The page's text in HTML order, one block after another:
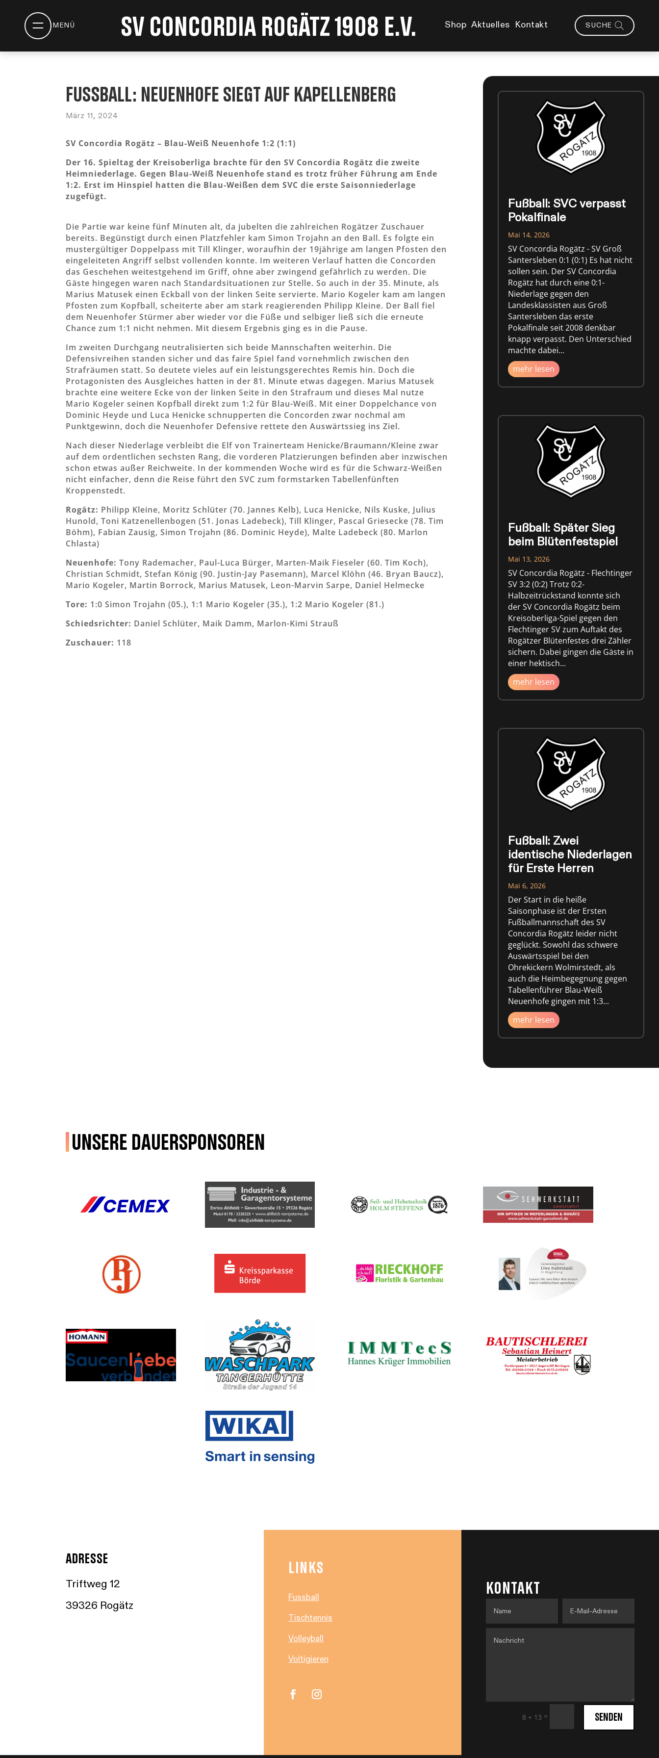
SV Concordia Rogätz 1908 e.V. SUCHE
Shop Aktuelles Kontakt
Fußball: Neuenhofe siegt auf Kapellenberg
März 11, 2024
SV Concordia Rogätz – Blau-Weiß Neuenhofe 1:2 (1:1)
Der 16. Spieltag der Kreisoberliga brachte für den SV Concordia Rogätz die zweite
Heimniederlage. Gegen Blau-Weiß Neuenhofe stand es trotz früher Führung am Ende
1:2. Erst im Hinspiel hatten die Blau-Weißen dem SVC die erste Saisonniederlage
zugefügt.
Die Partie war keine fünf Minuten alt, da jubelten die zahlreichen Rogätzer Zuschauer
bereits. Begünstigt durch einen Platzfehler kam Simon Trojahn an den Ball. Es folgte ein
mustergültiger Doppelpass mit Till Klinger, woraufhin der 19jährige am langen Pfosten den
eingeleiteten Angriff selbst vollenden konnte. Im weiteren Verlauf hatten die Concorden
das Geschehen weitestgehend im Griff, ohne aber zwingend gefährlich zu werden. Die
Gäste hingegen waren nach Standardsituationen zur Stelle. So auch in der 35. Minute, als
Marius Matusek einen Eckball von der linken Seite servierte. Mario Kogeler kam am langen
Pfosten zum Kopfball, scheiterte aber am stark reagierenden Philipp Kleine. Der Ball fiel
dem Neuenhofer Stürmer aber wieder vor die Füße und selbiger ließ sich die erneute
Chance zum 1:1 nicht nehmen. Mit diesem Ergebnis ging es in die Pause.
Im zweiten Durchgang neutralisierten sich beide Mannschaften weiterhin. Die
Defensivreihen standen sicher und das faire Spiel fand vornehmlich zwischen den
Strafräumen statt. So deutete vieles auf ein leistungsgerechtes Remis hin. Doch die
Protagonisten des Ausgleiches hatten in der 81. Minute etwas dagegen. Marius Matusek
brachte eine weitere Ecke von der linken Seite in den Strafraum und dieses Mal nutze
Mario Kogeler seinen Kopfball direkt zum 1:2 für Blau-Weiß. Mit einer Doppelchance von
Dominic Heyde und Luca Henicke schnupperten die Concorden zwar nochmal am
Punktgewinn, doch die Neuenhofer Defensive rettete den Auswärtssieg ins Ziel.
Nach dieser Niederlage verbleibt die Elf von Trainerteam Henicke/Braumann/Kleine zwar
auf dem ordentlichen sechsten Rang, die vorderen Platzierungen befinden aber inzwischen
schon etwas außer Reichweite. In der kommenden Woche wird es für die Schwarz-Weißen
nicht einfacher, denn die Reise führt den SVC zum formstarken Tabellenfünften
Kroppenstedt.
Rogätz: Philipp Kleine, Moritz Schlüter (70. Jannes Kelb), Luca Henicke, Nils Kuske, Julius
Hunold, Toni Katzenellenbogen (51. Jonas Ladebeck), Till Klinger, Pascal Griesecke (78. Tim
Böhm), Fabian Zausig, Simon Trojahn (86. Dominic Heyde), Malte Ladebeck (80. Marlon
Chlasta)
Neuenhofe: Tony Rademacher, Paul-Luca Bürger, Marten-Maik Fieseler (60. Tim Koch),
Christian Schmidt, Stefan König (90. Justin-Jay Pasemann), Marcel Klöhn (46. Bryan Baucz),
Mario Kogeler, Martin Borrock, Marius Matusek, Leon-Marvin Sarpe, Daniel Helmecke
Tore: 1:0 Simon Trojahn (05.), 1:1 Mario Kogeler (35.), 1:2 Mario Kogeler (81.)
Schiedsrichter: Daniel Schlüter, Maik Damm, Marlon-Kimi Strauß
Zuschauer: 118
Fußball: SVC verpasst
Pokalfinale
Mai 14, 2026
SV Concordia Rogätz - SV Groß
Santersleben 0:1 (0:1) Es hat nicht
sollen sein. Der SV Concordia
Rogätz hat durch eine 0:1-
Niederlage gegen den
Landesklassisten aus Groß
Santersleben das erste
Pokalfinale seit 2008 denkbar
knapp verpasst. Den Unterschied
machte dabei...
mehr lesen
Fußball: Später Sieg
beim Blütenfestspiel
Mai 13, 2026
SV Concordia Rogätz - Flechtinger
SV 3:2 (0:2) Trotz 0:2-
Halbzeitrückstand konnte sich
der SV Concordia Rogätz beim
Kreisoberliga-Spiel gegen den
Flechtinger SV zum Auftakt des
Rogätzer Blütenfestes drei Zähler
sichern. Dabei gingen die Gäste in
einer hektisch...
mehr lesen
Fußball: Zwei
identische Niederlagen
für Erste Herren
Mai 6, 2026
Der Start in die heiße
Saisonphase ist der Ersten
Fußballmannschaft des SV
Concordia Rogätz leider nicht
geglückt. Sowohl das schwere
Auswärtsspiel bei den
Ohrekickern Wolmirstedt, als
auch die Heimbegegnung gegen
Tabellenführer Blau-Weiß
Neuenhofe gingen mit 1:3...
mehr lesen
Unsere Dauersponsoren
ADRESSE
Triftweg 12
39326 Rogätz
LINKS
Fussball
Tischtennis
Volleyball
Voltigieren
KONTAKT
8 + 13 = SENDEN